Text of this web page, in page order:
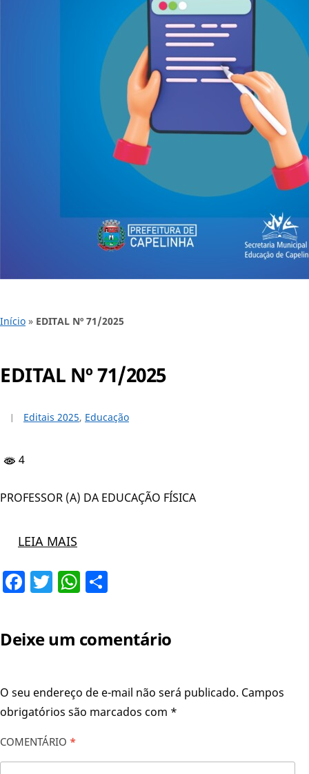
Início » EDITAL Nº 71/2025
EDITAL Nº 71/2025
Editais 2025, Educação
4
PROFESSOR (A) DA EDUCAÇÃO FÍSICA
LEIA MAIS
Facebook
TwitterWhatsApp
Deixe um comentário
O seu endereço de e-mail não será publicado. Campos
obrigatórios são marcados com *
COMENTÁRIO *